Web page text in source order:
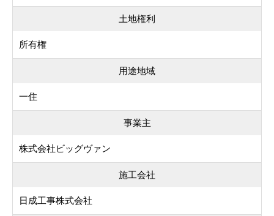
土地権利
所有権
用途地域
一住
事業主
株式会社ビッグヴァン
施工会社
日成工事株式会社